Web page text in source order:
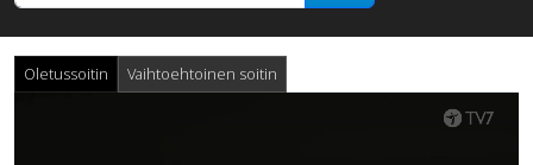
Oletussoitin Vaihtoehtoinen soitin